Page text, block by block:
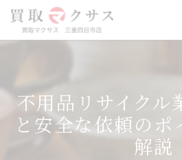
不用品リサイクル
と安全な依頼のポ
解説